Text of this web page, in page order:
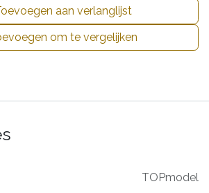
om te vergelijken
aan verlanglijst
TOPmodel